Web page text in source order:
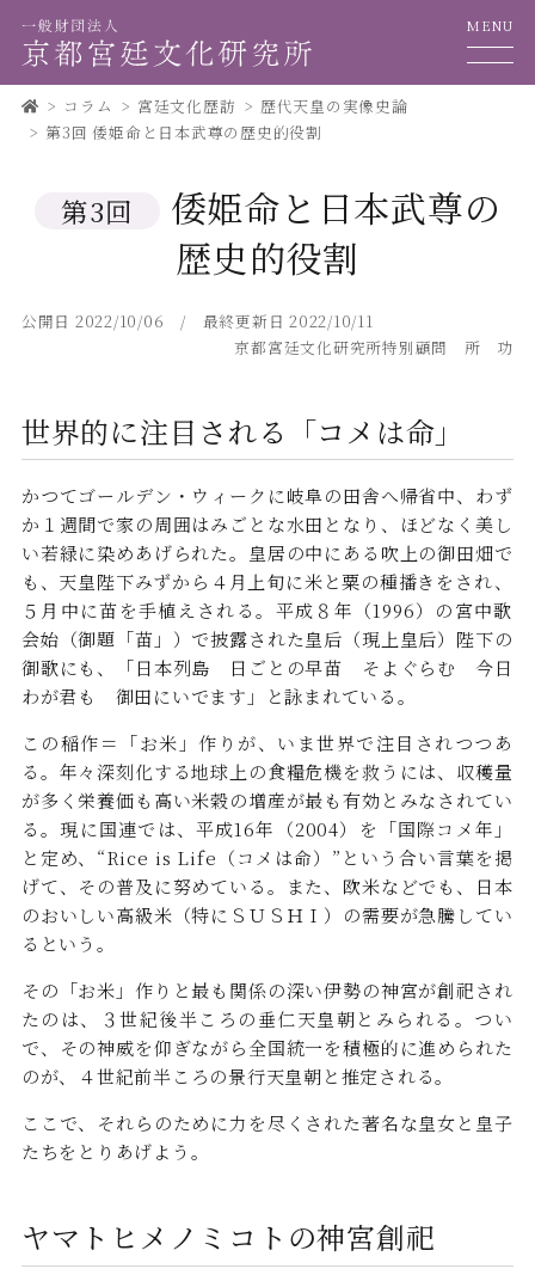
MENU
コラム 宮廷文化歴訪
歴代天皇の実像史論
第3回 倭姫命と日本武尊の歴史的役割
第3回
倭姫命と日本武尊の
歴史的役割
公開日 2022/10/06 / 最終更新日 2022/10/11
京都宮廷文化研究所特別顧問 所 功
世界的に注目される「コメは命」
かつてゴールデン・ウィークに岐阜の田舎へ帰省中、わず
か１週間で家の周囲はみごとな水田となり、ほどなく美し
い若緑に染めあげられた。皇居の中にある吹上の御田畑で
も、天皇陛下みずから４月上旬に米と粟の種播きをされ、
５月中に苗を手植えされる。平成８年（1996）の宮中歌
会始（御題「苗」）で披露された皇后（現上皇后）陛下の
御歌にも、「日本列島 日ごとの早苗 そよぐらむ 今日
わが君も 御田にいでます」と詠まれている。
この稲作＝「お米」作りが、いま世界で注目されつつあ
る。年々深刻化する地球上の食糧危機を救うには、収穫量
が多く栄養価も高い米穀の増産が最も有効とみなされてい
る。現に国連では、平成16年（2004）を「国際コメ年」
と定め、“Rice is Life（コメは命）”という合い言葉を掲
げて、その普及に努めている。また、欧米などでも、日本
のおいしい高級米（特にＳＵＳＨＩ）の需要が急騰してい
るという。
その「お米」作りと最も関係の深い伊勢の神宮が創祀され
たのは、３世紀後半ころの垂仁天皇朝とみられる。つい
で、その神威を仰ぎながら全国統一を積極的に進められた
のが、４世紀前半ころの景行天皇朝と推定される。
ここで、それらのために力を尽くされた著名な皇女と皇子
たちをとりあげよう。
ヤマトヒメノミコトの神宮創祀